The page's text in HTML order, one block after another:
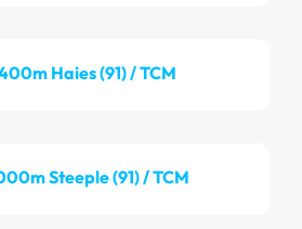
Haies (91) / TCM
Steeple (91) / TCM